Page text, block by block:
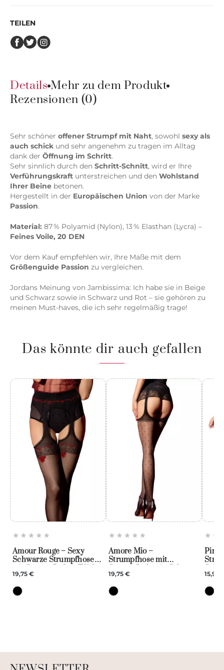
TEILEN
Details Mehr zu dem Produkt
Rezensionen (0)
Sehr schöner offener Strumpf mit Naht, sowohl sexy als
auch schick und sehr angenehm zu tragen im Alltag
dank der Öffnung im Schritt.
Sehr sinnlich durch den Schritt-Schnitt, wird er Ihre
Verführungskraft unterstreichen und den Wohlstand
Ihrer Beine betonen.
Hergestellt in der Europäischen Union von der Marke
Passion.
Material: 87 % Polyamid (Nylon), 13 % Elasthan (Lycra) –
Feines Voile, 20 DEN
Vor dem Kauf empfehlen wir, Ihre Maße mit dem
Größenguide Passion zu vergleichen.
Jordans Meinung von Jambissima: Ich habe sie in Beige
und Schwarz sowie in Schwarz und Rot – sie gehören zu
meinen Must-haves, die ich sehr regelmäßig trage!
Das könnte dir auch gefallen
Amour Rouge – Sexy
Schwarze Strumpfhose
– Fiore
19,75 €
Amore Mio –
Strumpfhose mit
und Plumetismuster –
Fiore
19,75 €
Pin-
15,95